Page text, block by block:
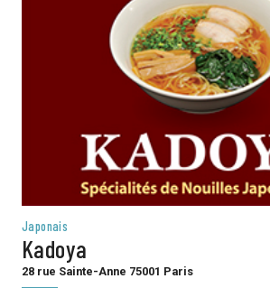
Japonais
Kadoya
28 rue Sainte-Anne 75001 Paris